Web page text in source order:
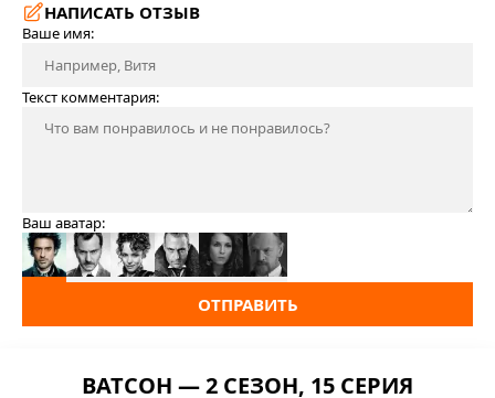
НАПИСАТЬ ОТЗЫВ
Ваше имя:
Текст комментария:
Ваш аватар:
ОТПРАВИТЬ
ВАТСОН — 2 СЕЗОН, 15 СЕРИЯ